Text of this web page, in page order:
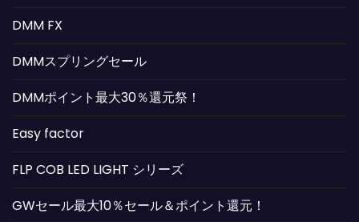
DMM FX
DMMスプリングセール
DMMポイント最大30％還元祭！
Easy factor
FLP COB LED LIGHT シリーズ
GWセール最大10％セール＆ポイント還元！